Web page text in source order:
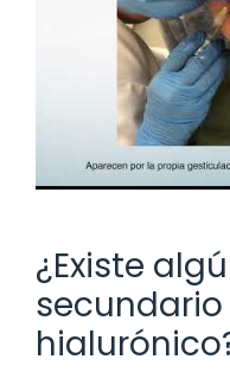
¿Existe